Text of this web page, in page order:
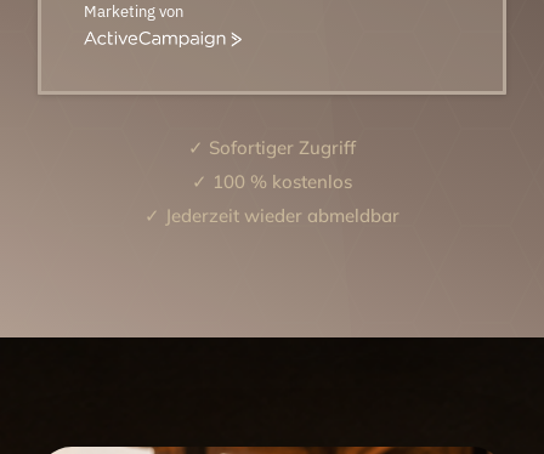
Marketing von
ActiveCampaign
✓ Sofortiger Zugriff
✓ 100 % kostenlos
✓ Jederzeit wieder abmeldbar